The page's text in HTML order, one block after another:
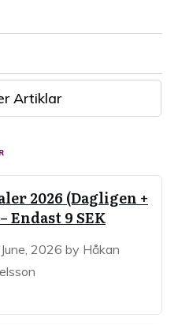
Artiklar
2026 (Dagligen +
Endast 9 SEK
2026 by Håkan